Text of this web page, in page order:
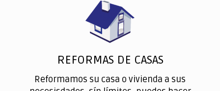
REFORMAS DE CASAS
Reformamos su casa o vivienda a sus